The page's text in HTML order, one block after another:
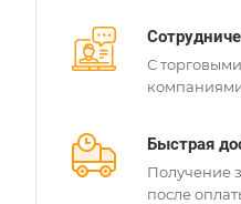
С
Быстрая
Получение
после